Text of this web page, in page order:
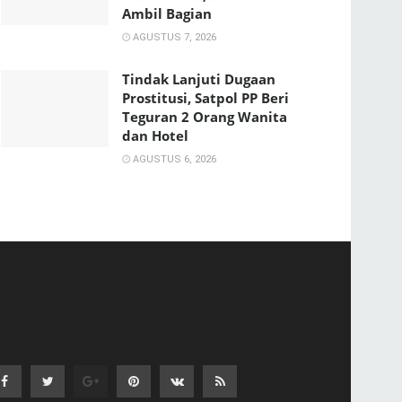
Ambil Bagian
AGUSTUS 7, 2026
Tindak Lanjuti Dugaan
Prostitusi, Satpol PP Beri
Teguran 2 Orang Wanita
dan Hotel
AGUSTUS 6, 2026